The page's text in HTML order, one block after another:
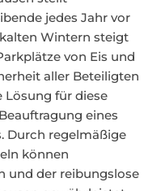
jedes Jahr vor
Wintern steigt
von Eis und
aller Beteiligten
Lösung für diese
eines
Durch regelmäßige
können
und der reibungslose